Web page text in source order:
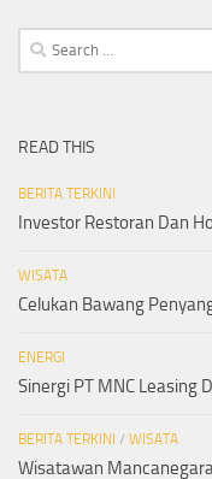
Search
for:
READ THIS
BERITA TERKINI
Investor Restoran Dan
WISATA
Celukan Bawang
ENERGI
Sinergi PT MNC Leasing
BERITA TERKINI / WISATA
Wisatawan